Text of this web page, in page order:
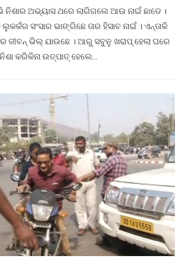
ଅଭ୍ୟାସ ଥରେ ଲାଗିଗଲେ ଆଉ ନାଇଁ ଛାଡେ ।
ସଂସାର ଭାଙ୍ଗିଛେ ତାର ହିସାବ ନାଇଁ । ଏନ୍ତାକି
ଜୀବନ୍ ଭିଲ୍ ଯାଉଛେ । ଆରୁ ସବୁନୁ ଖରାପ୍ ହେଲା ଘରେ
କରିକିନା ଉତ୍ପାତ୍ ହେଲେ…